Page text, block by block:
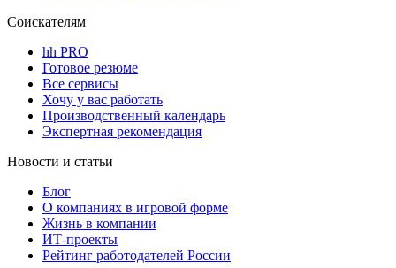
Соискателям
hh PRO
Готовое резюме
Все сервисы
Хочу у вас работать
Производственный календарь
Экспертная рекомендация
Новости и статьи
Блог
О компаниях в игровой форме
Жизнь в компании
ИТ-проекты
Рейтинг работодателей России